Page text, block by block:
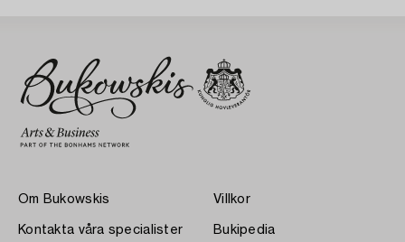
Om Bukowskis
Kontakta våra specialister
Villkor
Bukipedia